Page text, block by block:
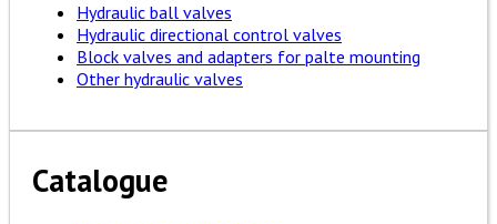
Hydraulic ball valves
Hydraulic directional control valves
Block valves and adapters for palte mounting
Other hydraulic valves
Catalogue